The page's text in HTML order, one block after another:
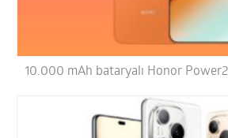
10.000 mAh bataryalı Honor Power2